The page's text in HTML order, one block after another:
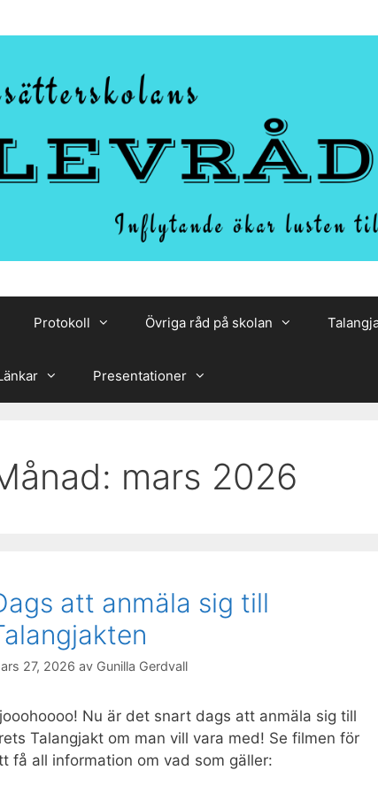
Protokoll Övriga råd på skolan
Presentationer
mars 2026
att anmäla sig till
27, 2026 av Gunilla Gerdvall
Nu är det snart dags att anmäla sig till
Talangjakt om man vill vara med! Se filmen för
få all information om vad som gäller: